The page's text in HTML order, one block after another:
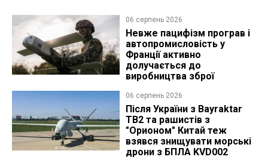
06 серпень 2026
Невже пацифізм програв і
автопромисловість у
Франції активно
долучається до
виробництва зброї
06 серпень 2026
Після України з Bayraktar
TB2 та рашистів з
"Орионом" Китай теж
взявся знищувати морські
дрони з БПЛА KVD002